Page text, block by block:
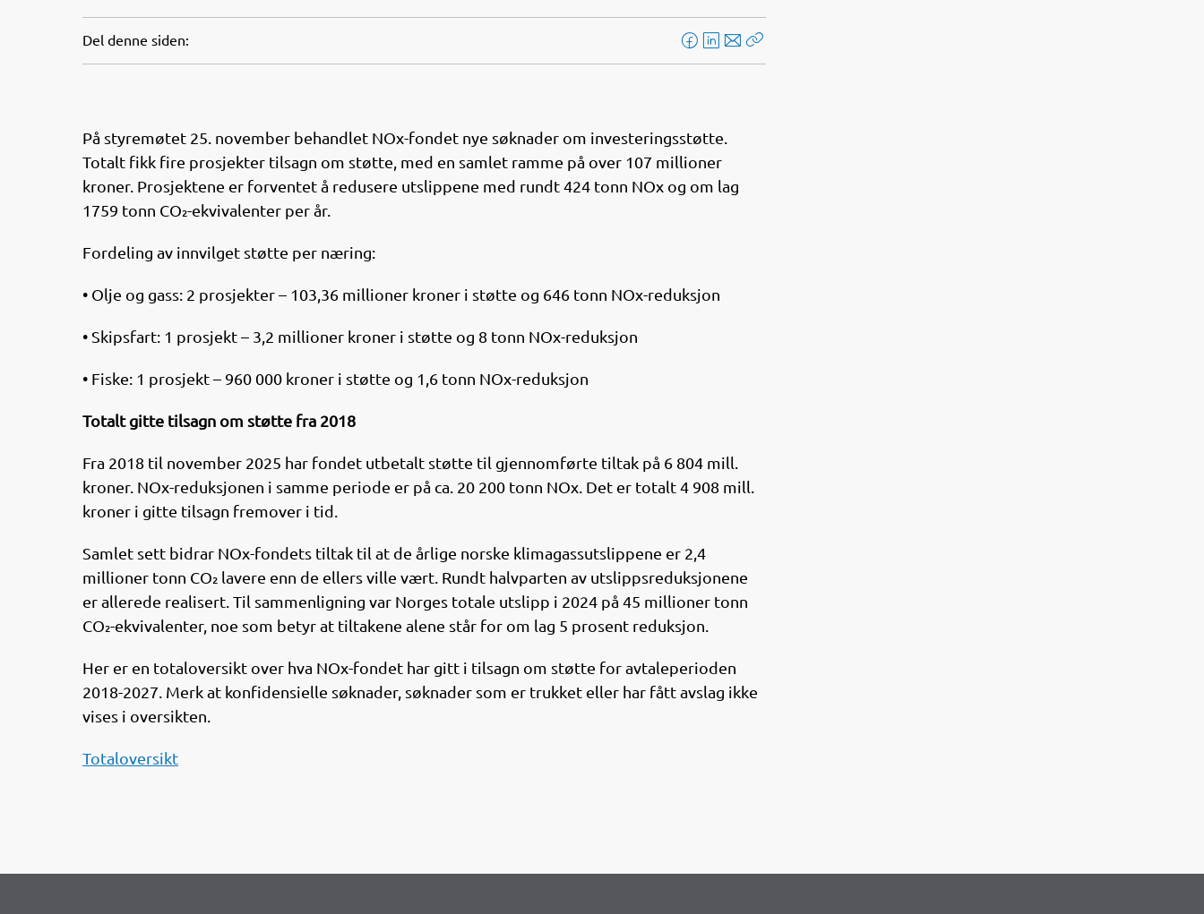
Del denne siden:
F
b
o
k
L
e
d
E
s
t
På styremøtet 25. november behandlet NOx-fondet nye søknader om investeringsstøtte.
Totalt fikk fire prosjekter tilsagn om støtte, med en samlet ramme på over 107 millioner
kroner. Prosjektene er forventet å redusere utslippene med rundt 424 tonn NOx og om lag
1759 tonn CO₂-ekvivalenter per år.
Fordeling av innvilget støtte per næring:
• Olje og gass: 2 prosjekter – 103,36 millioner kroner i støtte og 646 tonn NOx-reduksjon
• Skipsfart: 1 prosjekt – 3,2 millioner kroner i støtte og 8 tonn NOx-reduksjon
• Fiske: 1 prosjekt – 960 000 kroner i støtte og 1,6 tonn NOx-reduksjon
Totalt gitte tilsagn om støtte fra 2018
Fra 2018 til november 2025 har fondet utbetalt støtte til gjennomførte tiltak på 6 804 mill.
kroner. NOx-reduksjonen i samme periode er på ca. 20 200 tonn NOx. Det er totalt 4 908 mill.
kroner i gitte tilsagn fremover i tid.
Samlet sett bidrar NOx-fondets tiltak til at de årlige norske klimagassutslippene er 2,4
millioner tonn CO₂ lavere enn de ellers ville vært. Rundt halvparten av utslippsreduksjonene
er allerede realisert. Til sammenligning var Norges totale utslipp i 2024 på 45 millioner tonn
CO₂-ekvivalenter, noe som betyr at tiltakene alene står for om lag 5 prosent reduksjon.
Her er en totaloversikt over hva NOx-fondet har gitt i tilsagn om støtte for avtaleperioden
2018-2027. Merk at konfidensielle søknader, søknader som er trukket eller har fått avslag ikke
vises i oversikten.
Totaloversikt